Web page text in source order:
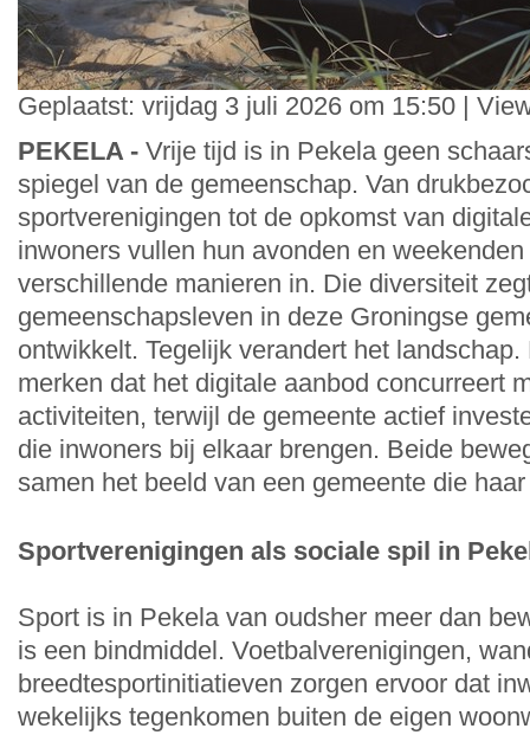
Geplaatst: vrijdag 3 juli 2026 om 15:50 |
PEKELA - Vrije tijd is in Pekela geen
spiegel van de gemeenschap. Van
sportverenigingen tot de opkomst van
inwoners vullen hun avonden en
verschillende manieren in. Die diversiteit
gemeenschapsleven in deze Groningse
ontwikkelt. Tegelijk verandert het
merken dat het digitale aanbod concurreert
activiteiten, terwijl de gemeente actief
die inwoners bij elkaar brengen. Beide
samen het beeld van een gemeente die
Sportverenigingen als sociale spil in
Sport is in Pekela van oudsher meer dan
is een bindmiddel. Voetbalverenigingen,
breedtesportinitiatieven zorgen ervoor dat
wekelijks tegenkomen buiten de eigen